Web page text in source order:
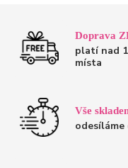
Doprava
platí nad
místa
Vše